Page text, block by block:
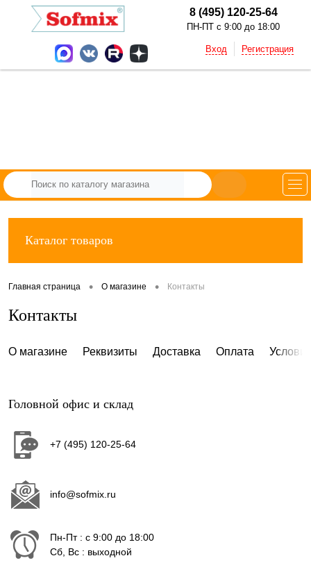
8 (495) 120-25-64
ПН-ПТ с 9:00 до 18:00
Вход Регистрация
Каталог товаров
Главная страница • О магазине • Контакты
Контакты
О магазине Реквизиты Доставка Оплата
Головной офис и склад
+7 (495) 120-25-64
info@sofmix.ru
Пн-Пт : с 9:00 до 18:00
Сб, Вс : выходной